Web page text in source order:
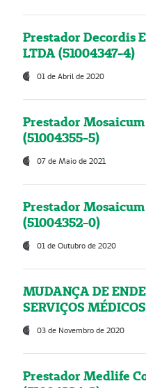
Prestador Decordis
LTDA (51004347-4)
01 de Abril de 2020
Prestador
(51004355-5)
07 de Maio de 2021
Prestador
(51004352-0)
01 de Outubro de 2020
MUDANÇA DE
SERVIÇOS
03 de Novembro de 2020
Prestador Medlife